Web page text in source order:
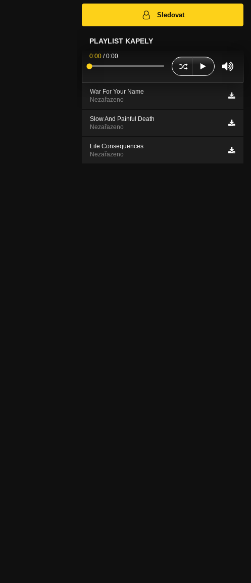
Sledovat
PLAYLIST KAPELY
0:00 /0:00
War For Your Name
Nezařazeno
Slow And Painful Death
Nezařazeno
Life Consequences
Nezařazeno